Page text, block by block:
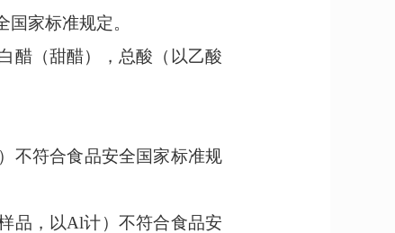
国家标准规定。
醋（甜醋），总酸（以乙酸
） 不符合食品安全国家标准规
品，以Al计） 不符合食品安